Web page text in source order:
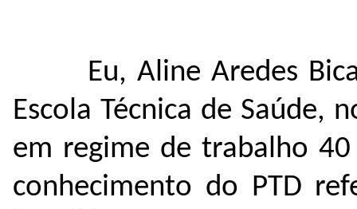
Eu, Aline Aredes
Escola Técnica de Saúde,
em regime de trabalho
conhecimento do PTD